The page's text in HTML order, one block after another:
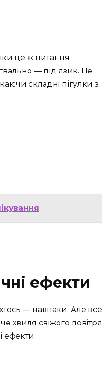
це ж питання
— під язик. Це
складні пігулки з
ефекти
— навпаки. Але все
хвиля свіжого повітря
ефекти.